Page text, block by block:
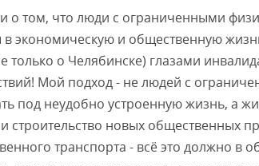
о том, что люди с ограниченными
экономическую и общественную
только о Челябинске) глазами
Мой подход - не людей с
под неудобно устроенную жизнь, а
строительство новых общественных
транспорта - всё это должно в